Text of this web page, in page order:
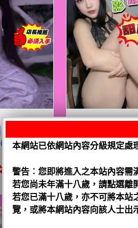
維小
.無套
馬來
閱讀
本網站已依網站內容分級規定處
警告︰您即將進入之本站內容需
若您尚未年滿十八歲，請點選離
若您已滿十八歲，亦不可將本站
覽，或將本網站內容向該人士出